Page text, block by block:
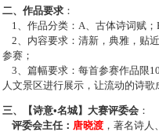
二、作品要求 ：
1、作品分类：A、古体诗词赋；
2、内容要求：清新，典雅，贴
参赛；
3、篇幅要求：每首参赛作品限
人文景区进行展示，让流动的诗
三、【诗意•名城】大赛评委会 ：
评委会主任： 唐晓渡 ，著名诗